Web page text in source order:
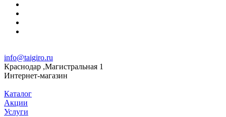
info@taigiro.ru
Краснодар ,Магистральная 1
Интернет-магазин
Каталог
Акции
Услуги